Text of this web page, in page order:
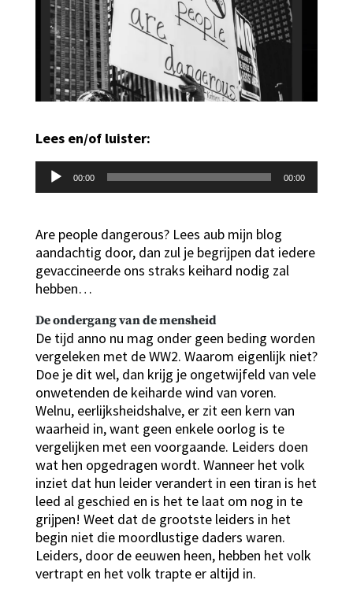
Lees en/of luister:
Audiospeler
00:00 00:00
Are people dangerous? Lees aub mijn blog
aandachtig door, dan zul je begrijpen dat iedere
gevaccineerde ons straks keihard nodig zal
hebben…
De ondergang van de mensheid
De tijd anno nu mag onder geen beding worden
vergeleken met de WW2. Waarom eigenlijk niet?
Doe je dit wel, dan krijg je ongetwijfeld van vele
onwetenden de keiharde wind van voren.
Welnu, eerlijksheidshalve, er zit een kern van
waarheid in, want geen enkele oorlog is te
vergelijken met een voorgaande. Leiders doen
wat hen opgedragen wordt. Wanneer het volk
inziet dat hun leider verandert in een tiran is het
leed al geschied en is het te laat om nog in te
grijpen! Weet dat de grootste leiders in het
begin niet die moordlustige daders waren.
Leiders, door de eeuwen heen, hebben het volk
vertrapt en het volk trapte er altijd in.